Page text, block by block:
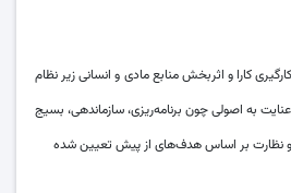
کارا و اثربخش منابع مادی و انسانی زیر نظام
به اصولی چون برنامه‌ریزی، سازماندهی، بسیج
و نظارت بر اساس هدف‌های از پیش تعیین شده